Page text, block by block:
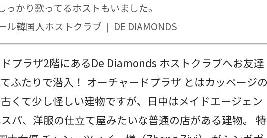
っかり歌ってるホストもいました。
ル韓国人ホストクラブ ❘ DE DIAMONDS
プラザ2階にあるDe Diamonds ホストクラブへお友達
ふたりで潜入！ オーチャードプラザ とはカッページの
くて少し怪しい建物ですが、日中はメイドエージェン
パ、洋服の仕立て屋みたいな普通の店がある建物。 特